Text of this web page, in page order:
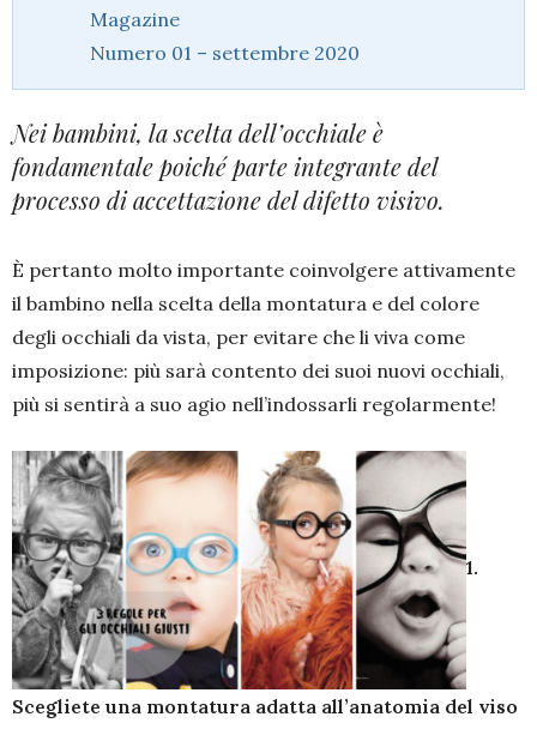
Magazine
Numero 01 – settembre 2020
Nei bambini, la scelta dell’occhiale è
fondamentale poiché parte integrante del
processo di accettazione del difetto visivo.
È pertanto molto importante coinvolgere attivamente
il bambino nella scelta della montatura e del colore
degli occhiali da vista, per evitare che li viva come
imposizione: più sarà contento dei suoi nuovi occhiali,
più si sentirà a suo agio nell’indossarli regolarmente!
1.
Scegliete una montatura adatta all’anatomia del viso